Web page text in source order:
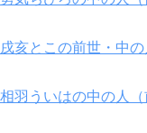
戌亥とこの前世・中の
相羽ういはの中の人（